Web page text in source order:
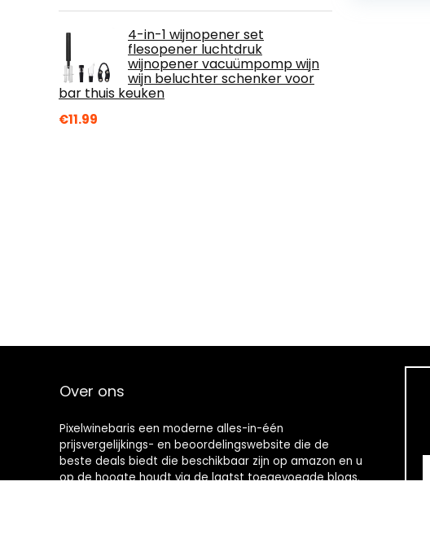
4-in-1 wijnopener set
flesopener luchtdruk
wijnopener vacuümpomp wijn
wijn beluchter schenker voor
bar thuis keuken
€11.99
Over ons
Pixelwinebaris een moderne alles-in-één
prijsvergelijkings- en beoordelingswebsite die de
beste deals biedt die beschikbaar zijn op amazon en u
op de hoogte houdt via de laatst toegevoegde blogs.